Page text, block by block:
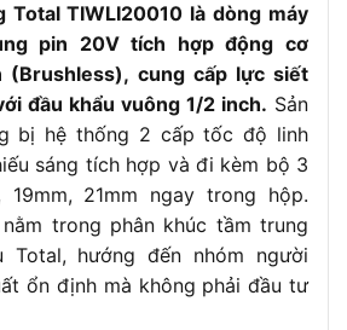
Total TIWLI20010 là dòng máy
pin 20V tích hợp động cơ
(Brushless), cung cấp lực siết
đầu khẩu vuông 1/2 inch. Sản
bị hệ thống 2 cấp tốc độ linh
sáng tích hợp và đi kèm bộ 3
19mm, 21mm ngay trong hộp.
trong phân khúc tầm trung
Total, hướng đến nhóm người
ổn định mà không phải đầu tư